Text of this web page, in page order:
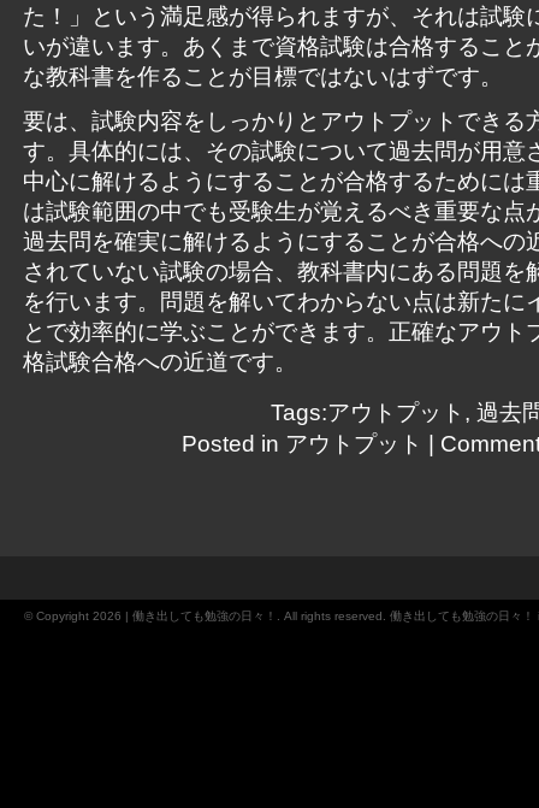
た！」という満足感が得られますが、それは試験
いが違います。あくまで資格試験は合格すること
な教科書を作ることが目標ではないはずです。
要は、試験内容をしっかりとアウトプットできる
す。具体的には、その試験について過去問が用意
中心に解けるようにすることが合格するためには
は試験範囲の中でも受験生が覚えるべき重要な点
過去問を確実に解けるようにすることが合格への
されていない試験の場合、教科書内にある問題を
を行います。問題を解いてわからない点は新たに
とで効率的に学ぶことができます。正確なアウト
格試験合格への近道です。
Tags:アウトプット , 過去
Posted in アウトプット
© Copyright 2026 | 働き出しても勉強の日々！. All rights reserved. 働き出しても勉強の日々